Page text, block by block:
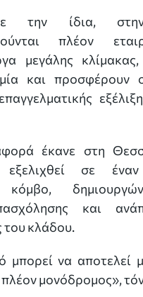
την ίδια,
πλέον
μεγάλης
και προσφέρουν
έκανε στη
σε έναν
κόμβο,
και
του κλάδου.
μπορεί να αποτελεί
πλέον μονόδρομος»,